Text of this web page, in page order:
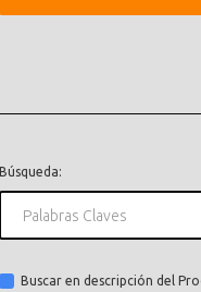
Búsqueda:
Buscar en descripción del